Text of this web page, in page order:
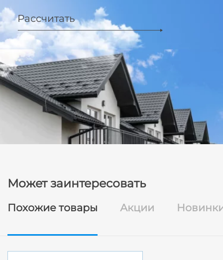
Рассчитать
Может заинтересовать
Похожие товары Акции